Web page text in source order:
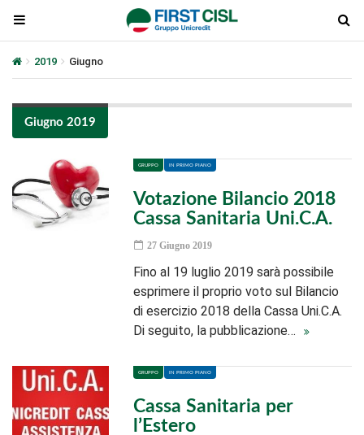
2019 Giugno
Giugno 2019
GRUPPO IN PRIMO PIANO
Votazione Bilancio 2018
Cassa Sanitaria Uni.C.A.
27 Giugno 2019
Fino al 19 luglio 2019 sarà possibile
esprimere il proprio voto sul Bilancio
di esercizio 2018 della Cassa Uni.C.A.
Di seguito, la pubblicazione…
GRUPPO IN PRIMO PIANO
Cassa Sanitaria per
l’Estero